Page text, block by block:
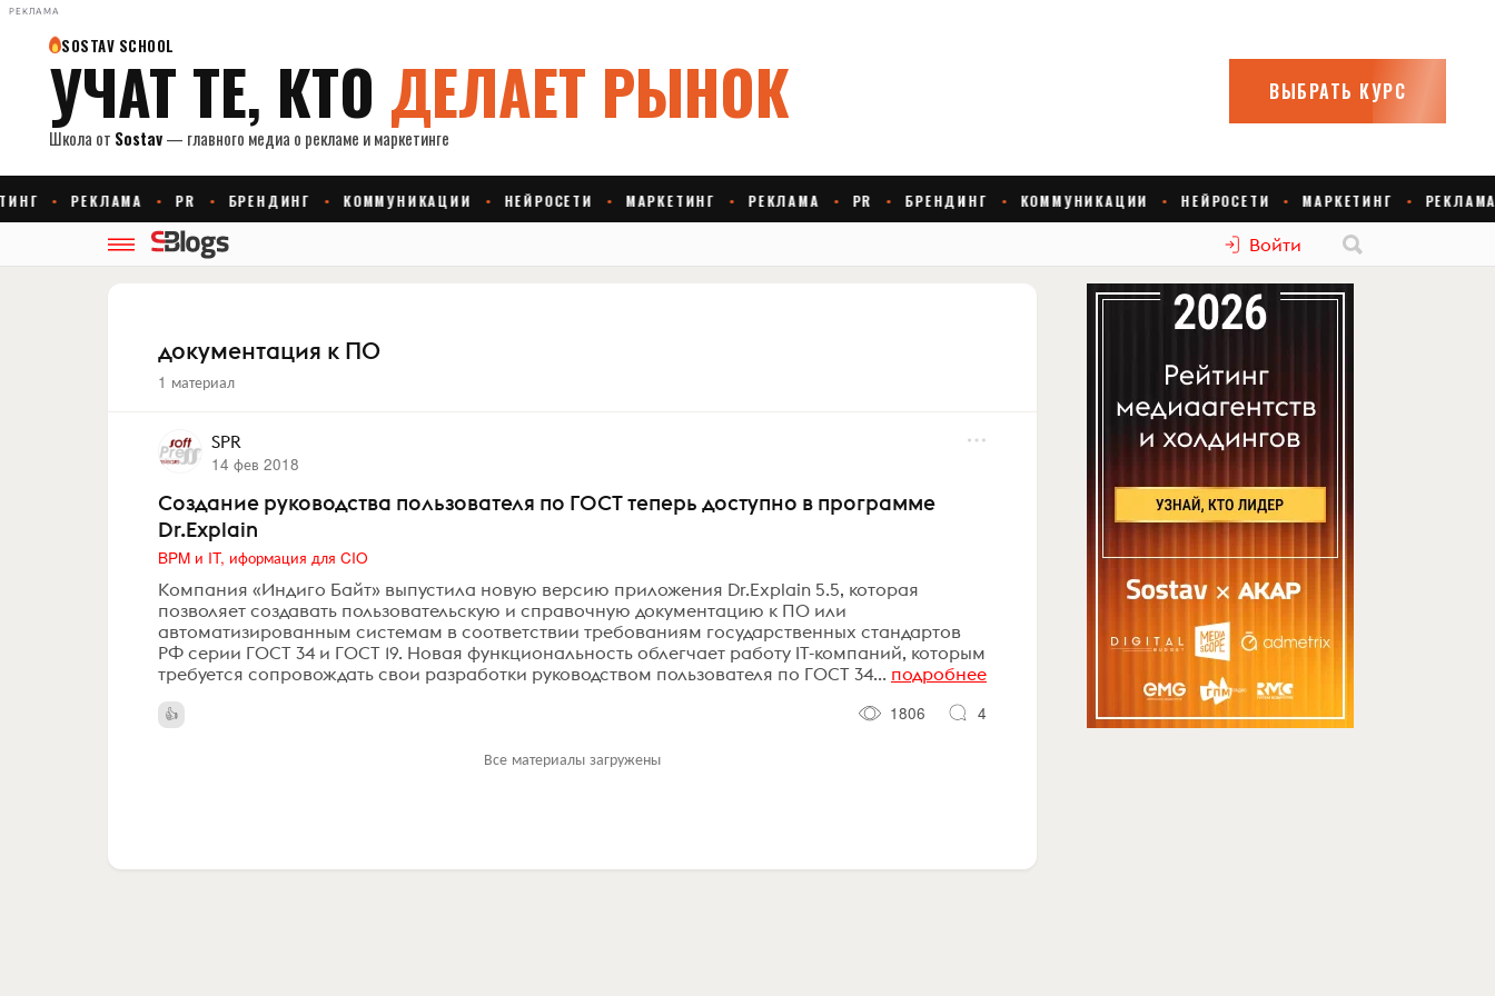
РЕКЛАМА
Войти
документация к ПО
1 материал
SPR
14 фев 2018
Создание руководства пользователя по ГОСТ теперь доступно в программе
Dr.Explain
BPM и IT, иформация для CIO
Компания «Индиго Байт» выпустила новую версию приложения Dr.Explain 5.5, которая
позволяет создавать пользовательскую и справочную документацию к ПО или
автоматизированным системам в соответствии требованиям государственных стандартов
РФ серии ГОСТ 34 и ГОСТ 19. Новая функциональность облегчает работу IT-компаний, которым
требуется сопровождать свои разработки руководством пользователя по ГОСТ 34... подробнее
1806
4
Все материалы загружены